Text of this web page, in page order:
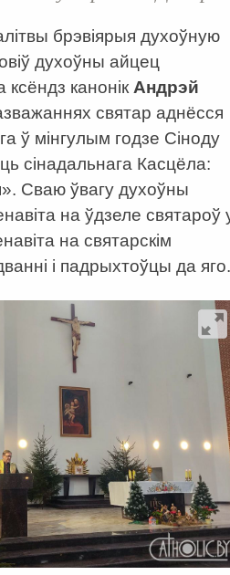
брэвіярыя духоўную
духоўны айцец
ксёндз канонікАндрэй
святар аднёсся
ў мінгулым годзе Сіноду
сінадальнага Касцёла:
Сваю ўвагу духоўны
на ўдзеле святароў
на святарскім
і падрыхтоўцы да яго.